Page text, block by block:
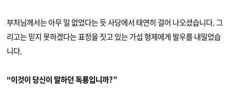
부처님께서는 아무 일 없었다는 듯 사당에서 태연히 걸어 나오셨습니다.그
리고는 믿지 못하겠다는 표정을 짓고 있는 가섭 형제에게 발우를 내밀었습
니다.
“이것이 당신이 말하던 독룡입니까?”